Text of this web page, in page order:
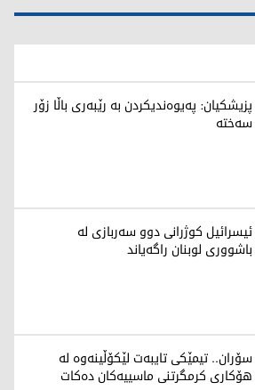
پزیشکیان: پەیوەندیکردن بە رێبەری باڵا زۆر
سەختە
ئیسرائیل کوژرانی دوو سەربازی لە
باشووری لوبنان راگەیاند
سۆران.. تیمێکی تایبەت لێکۆڵینەوە لە
هۆکاری کرمگرتنی ماسییەکان دەکات